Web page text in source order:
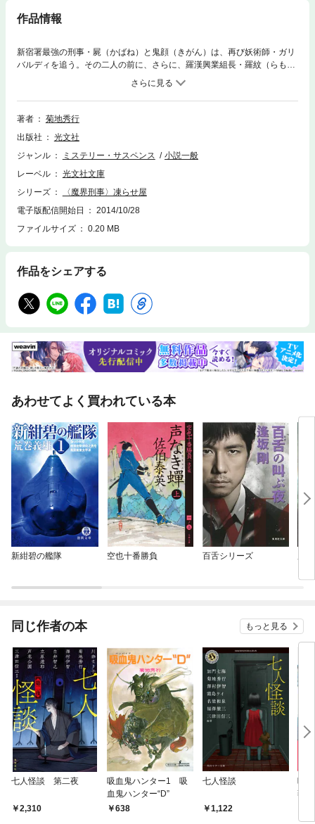
作品情報
新宿署最強の刑事・屍（かばね）と鬼顔（きがん）は、再び妖術師・ガリ
バルディを追う。その二人の前に、さらに、羅漢興業組長・羅紋（らも
ん）の手が。次々と襲いかかる妖術や魔人との凄絶な死闘！ そして、鬼
顔が捕われの身に。捨て身で救出に向かう屍。ガリバルディの世界破滅計
画とは何か？ 魔都・新宿で、最後の戦いがはじまった。圧倒的興奮で迫
る魔界バイオレンス小説、ここに堂々完成！
著者
菊地秀行
出版社
光文社
ジャンル
ミステリー・サスペンス
小説一般
レーベル
光文社文庫
シリーズ
〈魔界刑事〉凍らせ屋
電子版配信開始日
2014/10/28
ファイルサイズ
0.20 MB
作品をシェアする
あわせてよく買われている本
新紺碧の艦隊 空也十番勝負 百舌シリーズ
同じ作者の本 もっと見る
七人怪談 第二夜
2,310
吸血鬼ハンター1 吸
血鬼ハンター“D”
638
七人怪談
1,122
吸
薇